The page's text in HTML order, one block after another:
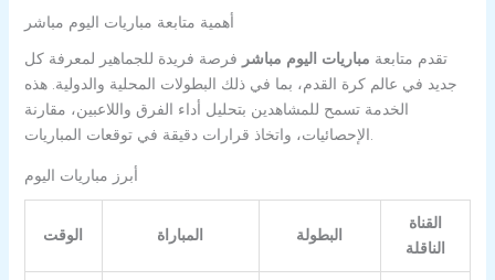
أهمية متابعة مباريات اليوم مباشر
تقدم متابعة مباريات اليوم مباشر فرصة فريدة للجماهير لمعرفة كل
جديد في عالم كرة القدم، بما في ذلك البطولات المحلية والدولية. هذه
الخدمة تسمح للمشاهدين بتحليل أداء الفرق واللاعبين، مقارنة
الإحصائيات، واتخاذ قرارات دقيقة في توقعات المباريات.
أبرز مباريات اليوم
الوقت المباراة البطولة
القناة
الناقلة